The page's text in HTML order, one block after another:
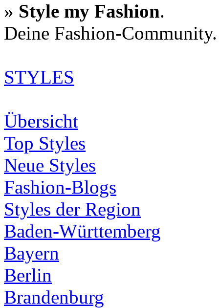
» Style my Fashion.
Deine Fashion-
STYLES
Übersicht
Top Styles
Neue Styles
Fashion-Blogs
Styles der Region
Baden-Württemberg
Bayern
Berlin
Brandenburg